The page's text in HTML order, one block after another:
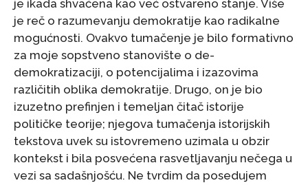
je ikada shvaćena kao već ostvareno stanje. Više
je reč o razumevanju demokratije kao radikalne
mogućnosti. Ovakvo tumačenje je bilo formativno
za moje sopstveno stanovište o de-
demokratizaciji, o potencijalima i izazovima
različitih oblika demokratije. Drugo, on je bio
izuzetno prefinjen i temeljan čitač istorije
političke teorije; njegova tumačenja istorijskih
tekstova uvek su istovremeno uzimala u obzir
kontekst i bila posvećena rasvetljavanju nečega u
vezi sa sadašnjošću. Ne tvrdim da posedujem